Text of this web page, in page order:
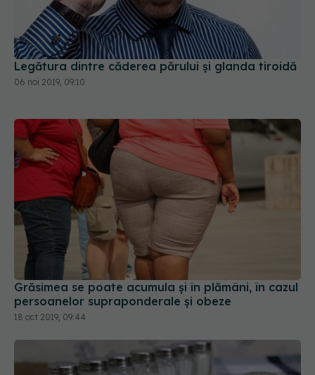
Legătura dintre căderea părului și glanda tiroidă
06 noi 2019, 09:10
Grăsimea se poate acumula şi în plămâni, în cazul
persoanelor supraponderale şi obeze
18 oct 2019, 09:44